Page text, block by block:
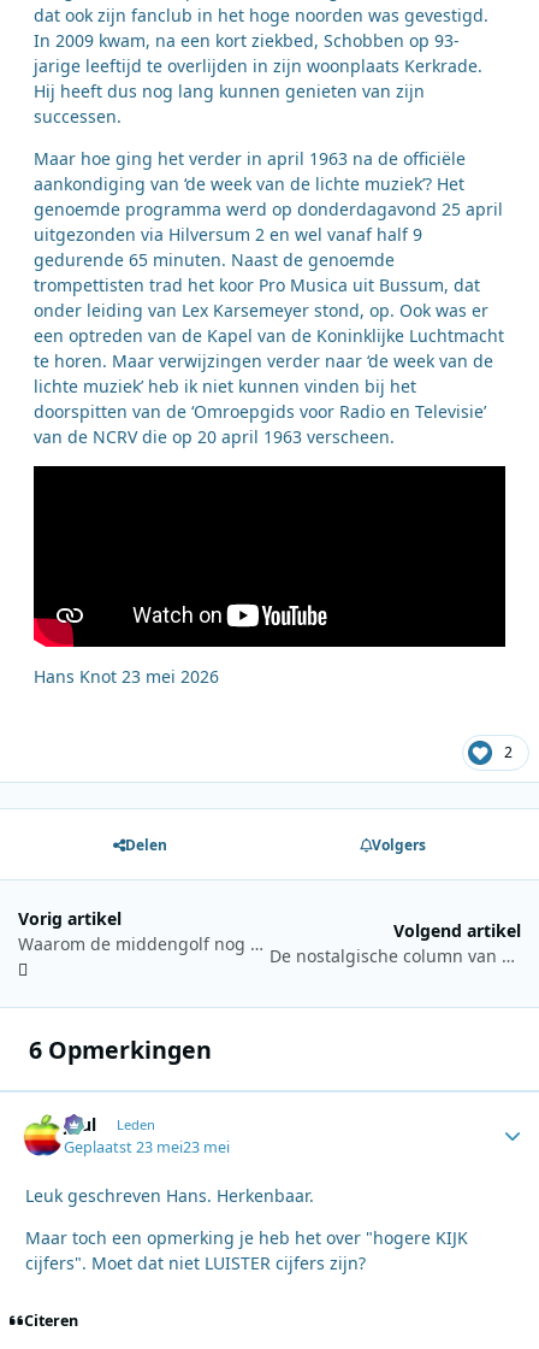
dat ook zijn fanclub in het hoge noorden was gevestigd.
In 2009 kwam, na een kort ziekbed, Schobben op 93-
jarige leeftijd te overlijden in zijn woonplaats Kerkrade.
Hij heeft dus nog lang kunnen genieten van zijn
successen.
Maar hoe ging het verder in april 1963 na de officiële
aankondiging van ‘de week van de lichte muziek’? Het
genoemde programma werd op donderdagavond 25 april
uitgezonden via Hilversum 2 en wel vanaf half 9
gedurende 65 minuten. Naast de genoemde
trompettisten trad het koor Pro Musica uit Bussum, dat
onder leiding van Lex Karsemeyer stond, op. Ook was er
een optreden van de Kapel van de Koninklijke Luchtmacht
te horen. Maar verwijzingen verder naar ‘de week van de
lichte muziek’ heb ik niet kunnen vinden bij het
doorspitten van de ‘Omroepgids voor Radio en Televisie’
van de NCRV die op 20 april 1963 verscheen.
Hans Knot 23 mei 2026
2
Delen Volgers
Vorig artikel
Waarom de middengolf nog niet verdwenen is
Volgend artikel
De nostalgische column van Hans Knot 6 juni 2026: Storingen of geen storingen, een reconstructie
6 Opmerkingen
Juul Leden
Geplaatst23 mei23 mei
Leuk geschreven Hans. Herkenbaar.
Maar toch een opmerking je heb het over "hogere KIJK
cijfers". Moet dat niet LUISTER cijfers zijn?
Citeren